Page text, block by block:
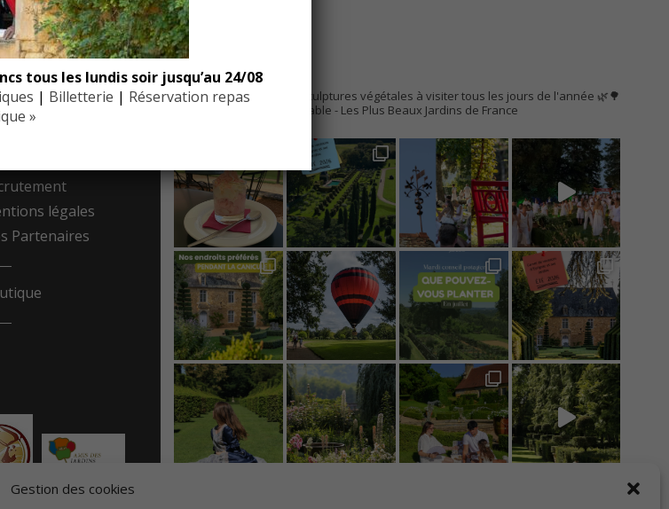
Gestion des cookies
légales
Partenaires
EYRIGNAC
10 hectares de sculptures végétales à visiter tous les jours de l'année 🌿🌳
- Jardin Remarquable- Les Plus Beaux Jardins de France
tous les lundis soir jusqu’au 24/08
| Billetterie | Réservation repas
»